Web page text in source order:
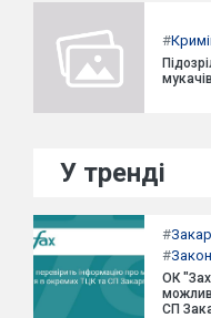
#
У тренді
#
#
ОК
СП